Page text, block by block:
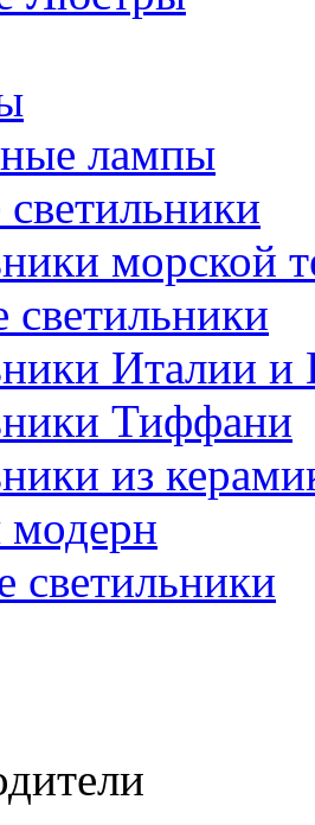
лампы
морской
светильники
Италии и
Тиффани
из
светильники